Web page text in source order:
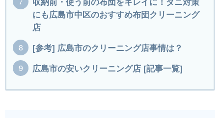
収納前・使う前の布団をキレイに！ダニ対策
にも広島市中区のおすすめ布団クリーニング
店
[参考] 広島市のクリーニング店事情は？
広島市の安いクリーニング店 [記事一覧]